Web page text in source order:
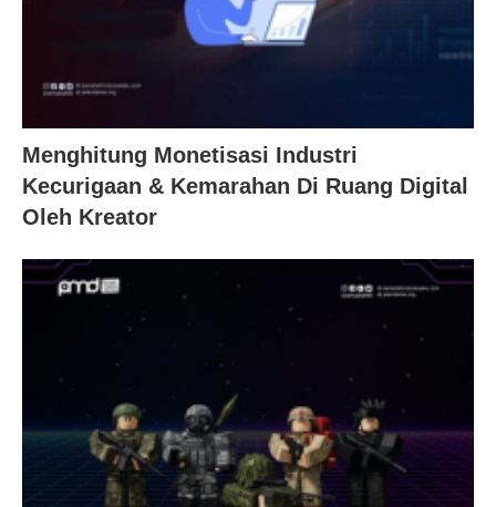
Menghitung Monetisasi Industri
Kecurigaan & Kemarahan Di Ruang Digital
Oleh Kreator